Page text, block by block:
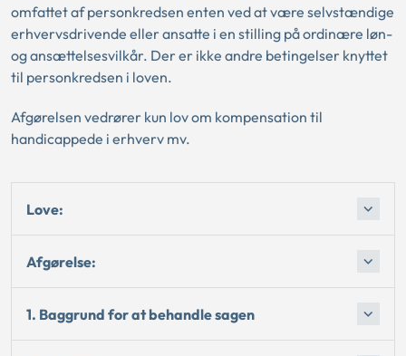
omfattet af personkredsen enten ved at være selvstændige
erhvervsdrivende eller ansatte i en stilling på ordinære løn-
og ansættelsesvilkår. Der er ikke andre betingelser knyttet
til personkredsen i loven.
Afgørelsen vedrører kun lov om kompensation til
handicappede i erhverv mv.
Love:
Afgørelse:
1. Baggrund for at behandle sagen